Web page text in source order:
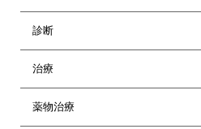
診断
治療
薬物治療